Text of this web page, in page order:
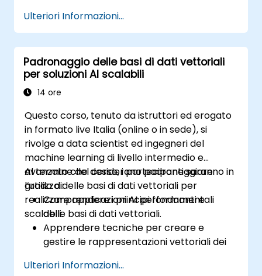
Eseguire ricerche per somiglianza con
elevata precisione e rapidità.
Applicare Pinecone alle sfide reali dell’AI.
Ulteriori Informazioni...
Padronaggio delle basi di dati vettoriali
per soluzioni AI scalabili
14 ore
Questo corso, tenuto da istruttori ed erogato
in formato live Italia (online o in sede), si
rivolge a data scientist ed ingegneri del
machine learning di livello intermedio e
avanzato che desiderano padroneggiare
l’utilizzo delle basi di dati vettoriali per
realizzare applicazioni AI performanti e
scalabili.
Al termine del corso, i partecipanti saranno in
grado di:
Comprendere i principi fondamentali
delle basi di dati vettoriali.
Apprendere tecniche per creare e
gestire le rappresentazioni vettoriali dei
Esplorare strategie di indicizzazione
Ulteriori Informazioni...